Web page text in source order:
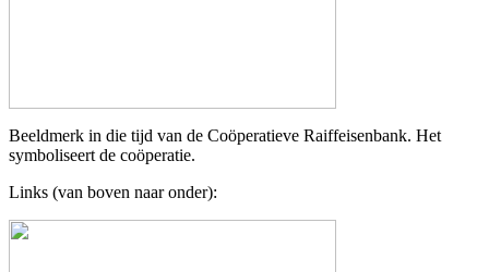
Beeldmerk in die tijd van de Coöperatieve Raiffeisenbank. Het
symboliseert de coöperatie.
Links (van boven naar onder):